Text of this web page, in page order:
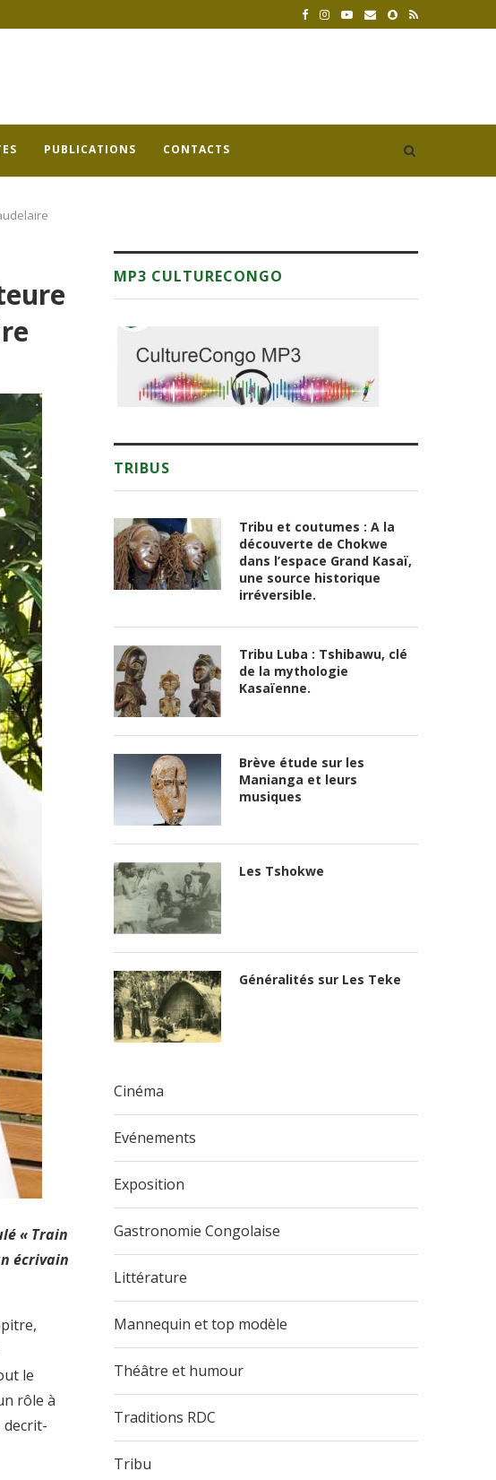
PUBLICATIONS CONTACTS
« Train
écrivain
le
rôle à
decrit-
MP3 CULTURECONGO
TRIBUS
Tribu et coutumes : A la
découverte de Chokwe
dans l’espace Grand Kasaï,
une source historique
irréversible.
Tribu Luba : Tshibawu, clé
de la mythologie
Kasaïenne.
Brève étude sur les
Manianga et leurs
musiques
Les Tshokwe
Généralités sur Les Teke
Cinéma
Evénements
Exposition
Gastronomie Congolaise
Littérature
Mannequin et top modèle
Théâtre et humour
Traditions RDC
Tribu